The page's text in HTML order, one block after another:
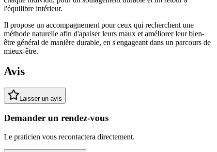
l'équilibre intérieur.
Il propose un accompagnement pour ceux qui recherchent une
méthode naturelle afin d'apaiser leurs maux et améliorer leur bien-
être général de manière durable, en s'engageant dans un parcours de
mieux-être.
Avis
Laisser un avis
Demander un rendez-vous
Le praticien vous recontactera directement.